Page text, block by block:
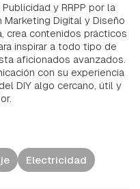
y RRPP por la
Marketing Digital y Diseño
crea contenidos prácticos
inspirar a todo tipo de
aficionados avanzados.
con su experiencia
DIY algo cercano, útil y
Electricidad